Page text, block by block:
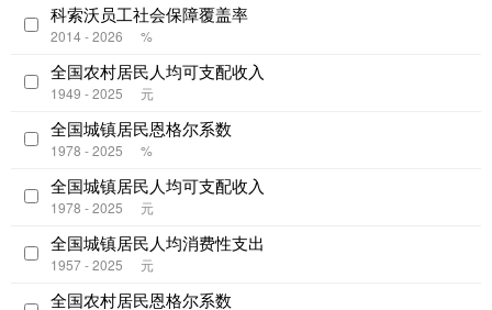
科索沃员工社会保障覆盖率
2014 - 2026 %
全国农村居民人均可支配收入
1949 - 2025 元
全国城镇居民恩格尔系数
1978 - 2025 %
全国城镇居民人均可支配收入
1978 - 2025 元
全国城镇居民人均消费性支出
1957 - 2025 元
全国农村居民恩格尔系数